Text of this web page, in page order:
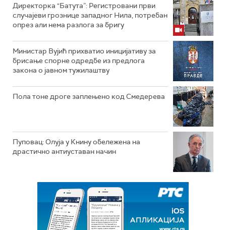
Директорка "Батута”: Регистровани први
случајеви грознице западног Нила, потребан
опрез али нема разлога за бригу
Министар Вујић прихватио иницијативу за
брисање спорне одредбе из предлога
закона o јавном тужилаштву
Пола тоне дроге заплењено код Смедерева
Пуповац: Олуја у Книну обележена на
драстично антиуставан начин